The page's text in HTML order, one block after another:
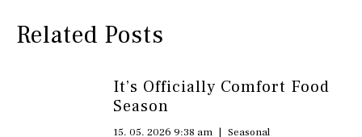
Related Posts
It’s Officially Comfort Food
Season
15. 05. 2026 9:38 am | Seasonal